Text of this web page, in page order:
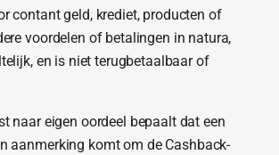
contant geld, krediet, producten of
voordelen of betalingen in natura,
en is niet terugbetaalbaar of
naar eigen oordeel bepaalt dat een
aanmerking komt om de Cashback-